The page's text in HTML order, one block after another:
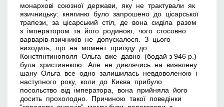
монархові союзної держави, яку не трактували як
язичницьку: княгиню було запрошено до цісарської
трапези, за цісарський стіл, де вона сиділа разом
з імператором та його родиною, чого стосовно
варварів-язичників не допускалося. З цього
виходить, що на момент приїзду до
Констянтинополя Ольга вже давно (бодай з 946 р.)
була християнкою. Але не дивлячись на виявлену
шану Ольга все одно залишилась невдоволеною і
наступного року, коли до Києва прибуло
посольство від імператора, вона прийняла його
досить прохолодно. Причиною такої поведінки